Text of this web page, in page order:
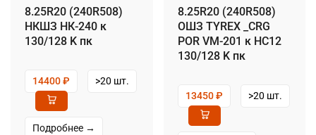
8.25R20 (240R508)
НКШЗ НК-240 к
130/128 K пк
14400₽ >20 шт.
Подробнее →
8.25R20 (240R508)
ОШЗ TYREX _CRG
POR VM-201 к НС12
130/128 K пк
13450₽ >20 шт.